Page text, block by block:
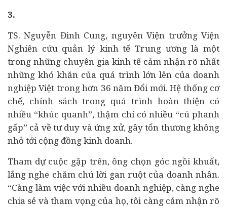
3.
TS. Nguyễn Đình Cung, nguyên Viện trưởng Viện
Nghiên cứu quản lý kinh tế Trung ương là một
trong những chuyên gia kinh tế cảm nhận rõ nhất
những khó khăn của quá trình lớn lên của doanh
nghiệp Việt trong hơn 36 năm Đổi mới. Hệ thống cơ
chế, chính sách trong quá trình hoàn thiện có
nhiều “khúc quanh”, thậm chí có nhiều “cú phanh
gấp” cả về tư duy và ứng xử, gây tổn thương không
nhỏ tới cộng đồng kinh doanh.
Tham dự cuộc gặp trên, ông chọn góc ngồi khuất,
lắng nghe chăm chú lời gan ruột của doanh nhân.
“Càng làm việc với nhiều doanh nghiệp, càng nghe
chia sẻ và tham vọng của họ, tôi càng cảm nhận rõ